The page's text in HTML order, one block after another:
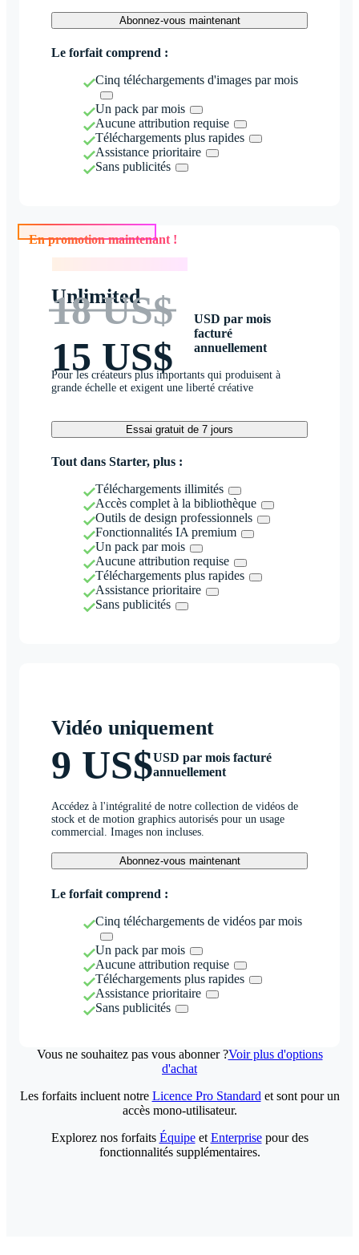
Abonnez-vous maintenant
Le forfait comprend :
Cinq téléchargements d'images par mois
Un pack par mois
Aucune attribution requise
Téléchargements plus rapides
Assistance prioritaire
Sans publicités
En promotion maintenant !
Unlimited
18 US$
15 US$
USD par mois
facturé
annuellement
Pour les créateurs plus importants qui produisent à
grande échelle et exigent une liberté créative
Essai gratuit de 7 jours
Tout dans Starter, plus :
Téléchargements illimités
Accès complet à la bibliothèque
Outils de design professionnels
Fonctionnalités IA premium
Un pack par mois
Aucune attribution requise
Téléchargements plus rapides
Assistance prioritaire
Sans publicités
Vidéo uniquement
9 US$USD par mois facturé
annuellement
Accédez à l'intégralité de notre collection de vidéos de
stock et de motion graphics autorisés pour un usage
commercial. Images non incluses.
Abonnez-vous maintenant
Le forfait comprend :
Cinq téléchargements de vidéos par mois
Un pack par mois
Aucune attribution requise
Téléchargements plus rapides
Assistance prioritaire
Sans publicités
Vous ne souhaitez pas vous abonner ?Voir plus d'options
d'achat
Les forfaits incluent notre Licence Pro Standard et sont pour un
accès mono-utilisateur.
Explorez nos forfaits Équipeet Enterprisepour des
fonctionnalités supplémentaires.